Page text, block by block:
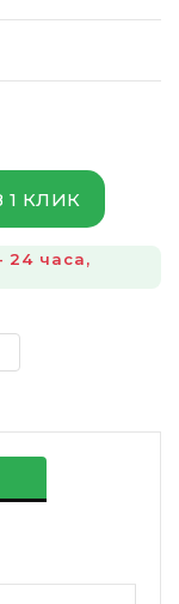
1 КЛИК
24 часа,